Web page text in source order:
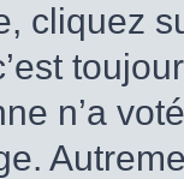
cliquez
n’a